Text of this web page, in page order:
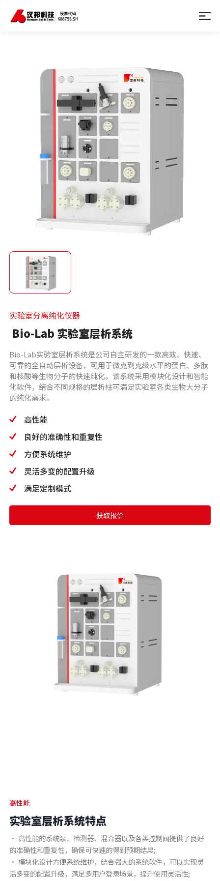
实验室分离纯化仪器
Bio-Lab 实验室层析系统
Bio-Lab实验室层析系统是公司自主研发的一款高效、快速、
可靠的全自动层析设备，可用于微克到克级水平的蛋白、多肽
和核酸等生物分子的快速纯化。该系统采用模块化设计和智能
化软件，结合不同规格的层析柱可满足实验室各类生物大分子
的纯化需求。
高性能
良好的准确性和重复性
方便系统维护
灵活多变的配置升级
满足定制模式
获取报价
高性能
实验室层析系统特点
• 高性能的系统泵、检测器、混合器以及各类控制阀提供了良好
的准确性和重复性，确保可快速的得到预期结果;
• 模块化设计方便系统维护，结合强大的系统软件，可以实现灵
活多变的配置升级，满足多用户登录场景，提升使用灵活性;